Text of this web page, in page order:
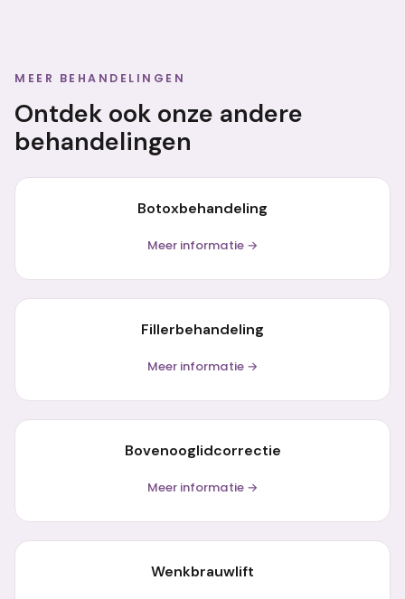
MEER BEHANDELINGEN
Ontdek ook onze andere
behandelingen
Botoxbehandeling
Meer informatie →
Fillerbehandeling
Meer informatie →
Bovenooglidcorrectie
Meer informatie →
Wenkbrauwlift